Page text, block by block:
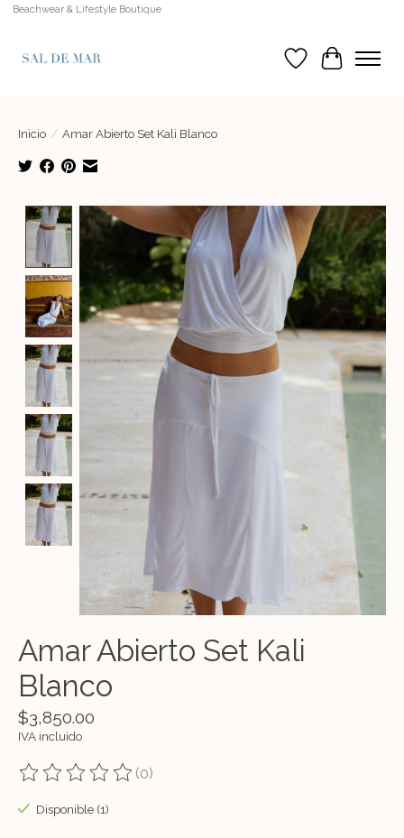
Beachwear & Lifestyle Boutique
Lista de deseos
Cesta
Inicio / Amar Abierto Set Kali Blanco
Product image slideshow Items
Amar Abierto Set Kali
Blanco
$3,850.00
IVA incluido
The rating of this product is
(0)
Disponible (1)